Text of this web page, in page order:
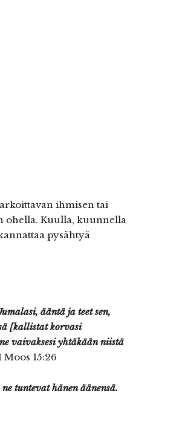
ihmisen tai
ohella. Kuulla, kuunnella
pysähtyä
ääntä ja teet sen,
[kallistat korvasi
vaivaksesi yhtäkään niistä
Moos 15:26
tuntevat hänen äänensä.